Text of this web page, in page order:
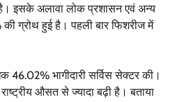
इसके अलावा लोक प्रशासन एवं अन्य
की ग्रोथ हुई है। पहली बार फिशरीज में
46.02% भागीदारी सर्विस सेक्टर की।
औसत से ज्यादा बढ़ी है। बताया